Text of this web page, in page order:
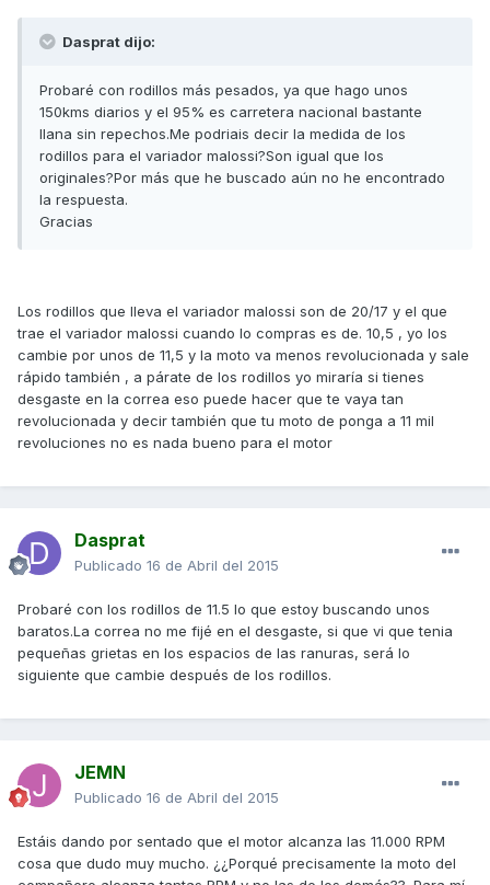
Dasprat dijo:
Probaré con rodillos más pesados, ya que hago unos
150kms diarios y el 95% es carretera nacional bastante
llana sin repechos.Me podriais decir la medida de los
rodillos para el variador malossi?Son igual que los
originales?Por más que he buscado aún no he encontrado
la respuesta.
Gracias
Los rodillos que lleva el variador malossi son de 20/17 y el que
trae el variador malossi cuando lo compras es de. 10,5 , yo los
cambie por unos de 11,5 y la moto va menos revolucionada y sale
rápido también , a párate de los rodillos yo miraría si tienes
desgaste en la correa eso puede hacer que te vaya tan
revolucionada y decir también que tu moto de ponga a 11 mil
revoluciones no es nada bueno para el motor
Dasprat
Publicado 16 de Abril del 2015
Probaré con los rodillos de 11.5 lo que estoy buscando unos
baratos.La correa no me fijé en el desgaste, si que vi que tenia
pequeñas grietas en los espacios de las ranuras, será lo
siguiente que cambie después de los rodillos.
JEMN
Publicado 16 de Abril del 2015
Estáis dando por sentado que el motor alcanza las 11.000 RPM
cosa que dudo muy mucho. ¿¿Porqué precisamente la moto del